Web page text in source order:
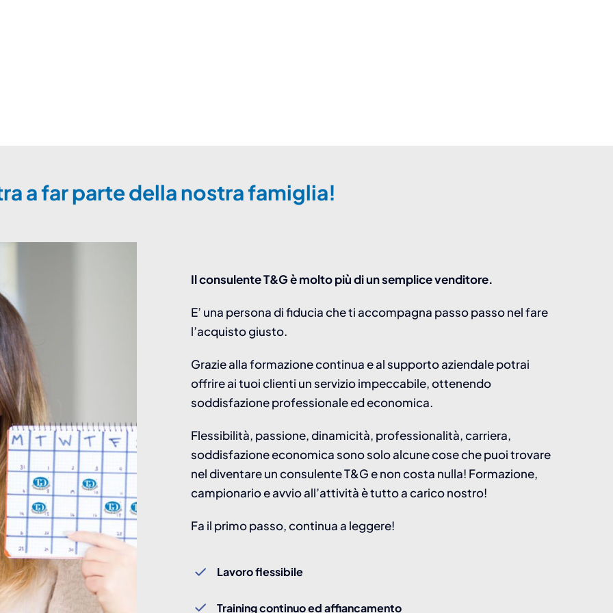
a far parte della nostra famiglia!
Il consulente T&G è molto più di un semplice venditore.
E’ una persona di fiducia che ti accompagna passo passo nel fare
l’acquisto giusto.
Grazie alla formazione continua e al supporto aziendale potrai
offrire ai tuoi clienti un servizio impeccabile, ottenendo
soddisfazione professionale ed economica.
Flessibilità, passione, dinamicità, professionalità, carriera,
soddisfazione economica sono solo alcune cose che puoi trovare
nel diventare un consulente T&G e non costa nulla! Formazione,
campionario e avvio all’attività è tutto a carico nostro!
Fa il primo passo, continua a leggere!
Lavoro flessibile
Training continuo ed affiancamento